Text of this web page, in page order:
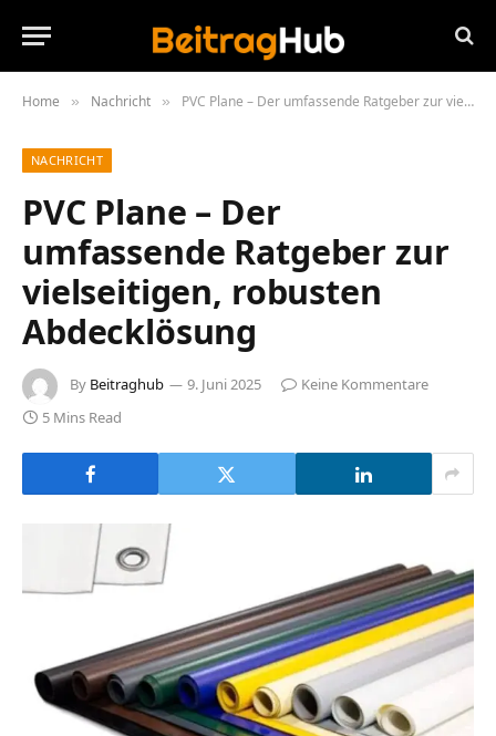
Home » Nachricht » PVC Plane – Der umfassende Ratgeber zur vielseitigen, robusten Abdecklösung
NACHRICHT
PVC Plane – Der
umfassende Ratgeber zur
vielseitigen, robusten
Abdecklösung
By Beitraghub 9. Juni 2025
Keine Kommentare
5 Mins Read